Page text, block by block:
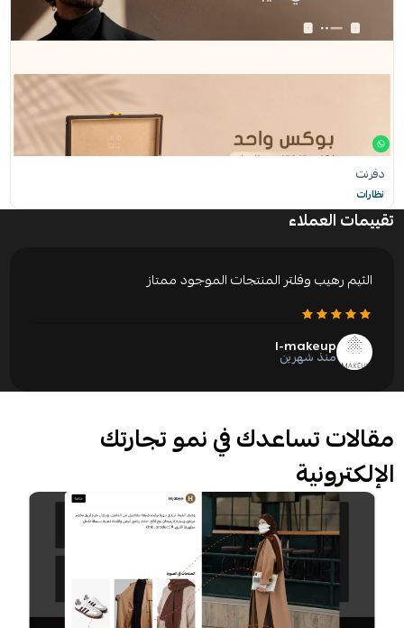
دفرنت
نظارات
تقييمات العملاء
الثيم رهيب وفلتر المنتجات الموجود ممتاز
I-makeup
منذ شهرين
مقالات تساعدك في نمو تجارتك
الإلكترونية